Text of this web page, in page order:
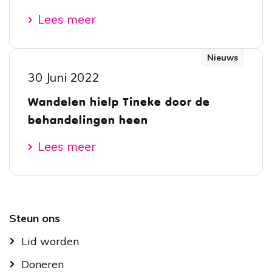
Lees meer
Nieuws
30 Juni 2022
Wandelen hielp Tineke door de
behandelingen heen
Lees meer
Footer
Steun ons
Lid worden
Doneren